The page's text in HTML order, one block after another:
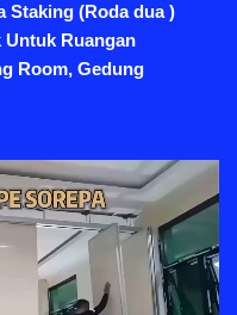
Staking (Roda dua )
Untuk Ruangan
Room, Gedung